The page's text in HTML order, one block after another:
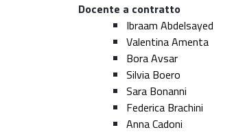
Docente a contratto
Ibraam Abdelsayed
Valentina Amenta
Bora Avsar
Silvia Boero
Sara Bonanni
Federica Brachini
Anna Cadoni